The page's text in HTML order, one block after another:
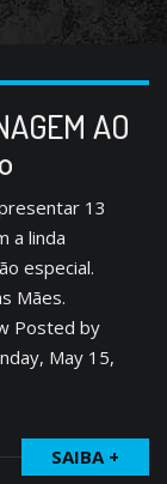
AO
13
a linda
especial.
Mães.
Posted by
May 15,
SAIBA +